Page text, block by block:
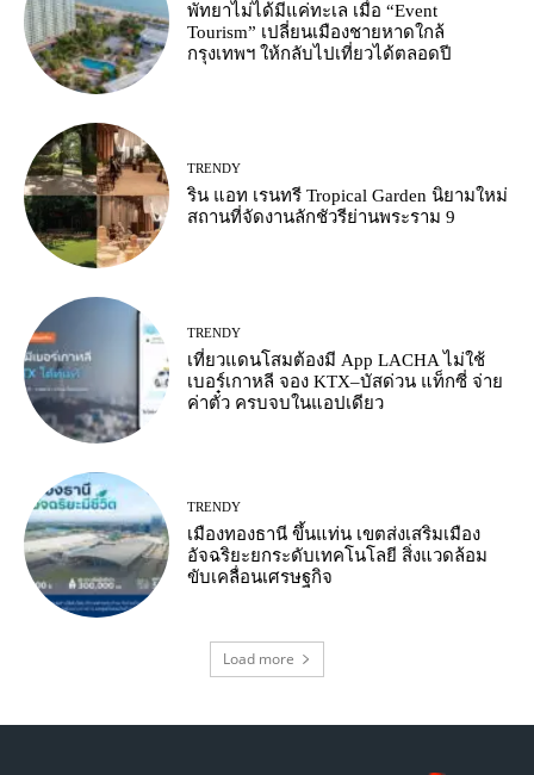
พัทยาไม่ได้มีแค่ทะเล เมื่อ “Event
Tourism” เปลี่ยนเมืองชายหาดใกล้
กรุงเทพฯ ให้กลับไปเที่ยวได้ตลอดปี
TRENDY
ริน แอท เรนทรี Tropical Garden นิยามใหม่
สถานที่จัดงานลักชัวรีย่านพระราม 9
TRENDY
เที่ยวแดนโสมต้องมี App LACHA ไม่ใช้
เบอร์เกาหลี จอง KTX–บัสด่วน แท็กซี่ จ่าย
ค่าตั๋ว ครบจบในแอปเดียว
TRENDY
เมืองทองธานี ขึ้นแท่น เขตส่งเสริมเมือง
อัจฉริยะยกระดับเทคโนโลยี สิ่งแวดล้อม
ขับเคลื่อนเศรษฐกิจ
Load more